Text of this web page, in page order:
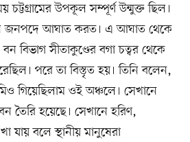
উপকূল সম্পূর্ণ উন্মুক্ত ছিল।
জনপদে আঘাত করত। এ আঘাত থেকে
বিভাগ সীতাকুণ্ডের বগা চত্বর থেকে
পরে তা বিস্তৃত হয়। তিনি বলেন,
গিয়েছিলাম ওই অঞ্চলে। সেখানে
তৈরি হয়েছে। সেখানে হরিণ,
যায় বলে স্থানীয় মানুষেরা